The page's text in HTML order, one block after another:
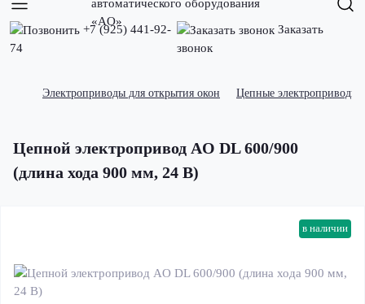
+7 (925) 441-92-
74
Заказать
звонок
Электроприводы для открытия окон Цепные электроприводы
Цепной электропривод AO DL 600/900
(длина хода 900 мм, 24 В)
в наличии